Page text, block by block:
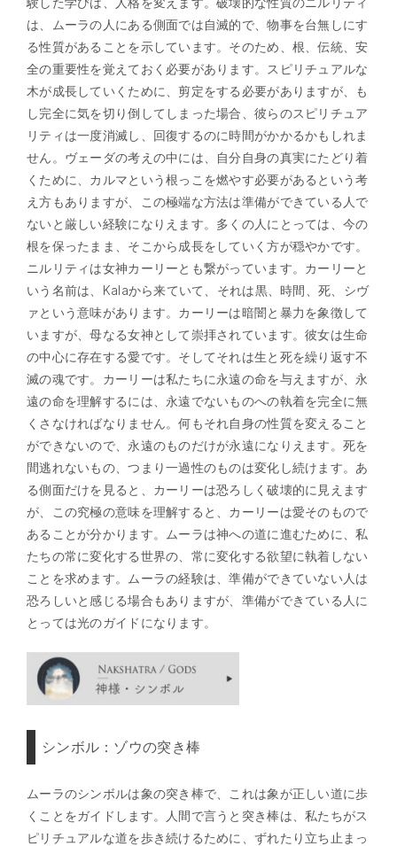
は、ムーラの人にある側面では自滅的で、物事を台無しにす
る性質があることを示しています。そのため、根、伝統、安
全の重要性を覚えておく必要があります。スピリチュアルな
木が成長していくために、剪定をする必要がありますが、も
し完全に気を切り倒してしまった場合、彼らのスピリチュア
リティは一度消滅し、回復するのに時間がかかるかもしれま
せん。ヴェーダの考えの中には、自分自身の真実にたどり着
くために、カルマという根っこを燃やす必要があるという考
え方もありますが、この極端な方法は準備ができている人で
ないと厳しい経験になりえます。多くの人にとっては、今の
根を保ったまま、そこから成長をしていく方が穏やかです。
ニルリティは女神カーリーとも繋がっています。カーリーと
いう名前は、Kalaから来ていて、それは黒、時間、死、シヴ
ァという意味があります。カーリーは暗闇と暴力を象徴して
いますが、母なる女神として崇拝されています。彼女は生命
の中心に存在する愛です。そしてそれは生と死を繰り返す不
滅の魂です。カーリーは私たちに永遠の命を与えますが、永
遠の命を理解するには、永遠でないものへの執着を完全に無
くさなければなりません。何もそれ自身の性質を変えること
ができないので、永遠のものだけが永遠になりえます。死を
間逃れないもの、つまり一過性のものは変化し続けます。あ
る側面だけを見ると、カーリーは恐ろしく破壊的に見えます
が、この究極の意味を理解すると、カーリーは愛そのもので
あることが分かります。ムーラは神への道に進むために、私
たちの常に変化する世界の、常に変化する欲望に執着しない
ことを求めます。ムーラの経験は、準備ができていない人は
恐ろしいと感じる場合もありますが、準備ができている人に
とっては光のガイドになります。
シンボル：ゾウの突き棒
ムーラのシンボルは象の突き棒で、これは象が正しい道に歩
くことをガイドします。人間で言うと突き棒は、私たちがス
ピリチュアルな道を歩き続けるために、ずれたり立ち止まっ